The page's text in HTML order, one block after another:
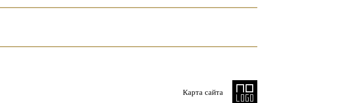
Карта сайта